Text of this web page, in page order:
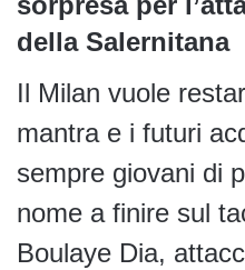
della Salernitana
Il Milan vuole
mantra e i futuri
sempre giovani di
nome a finire sul
Boulaye Dia,